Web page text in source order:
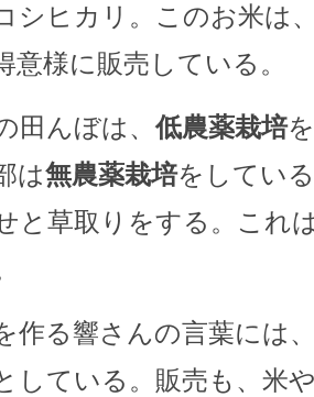
ヒカリ。このお米は
意様に販売している。
田んぼは、低農薬栽培
は無農薬栽培をしてい
と草取りをする。これ
る響さんの言葉には
している。販売も、米